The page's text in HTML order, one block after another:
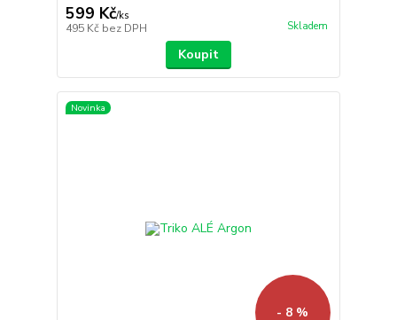
599 Kč/ks
495 Kč bez DPH Skladem
Koupit
Novinka
- 8 %